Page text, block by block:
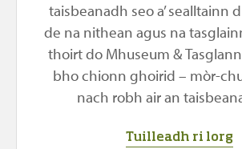
taisbeanadh seo a’ sealltainn
de na nithean agus na
thoirt do Mhuseum &
bho chionn ghoirid – mòr-
nach robh air an
Tuilleadh ri lorg